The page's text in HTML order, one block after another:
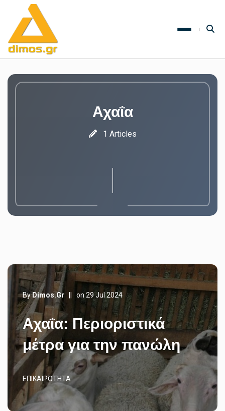
Αχαΐα
1 Articles
ByDimos.gr on 29 Jul 2024
Αχαΐα: Περιοριστικά
μέτρα για την πανώλη
ΕΠΙΚΑΙΡΌΤΗΤΑ